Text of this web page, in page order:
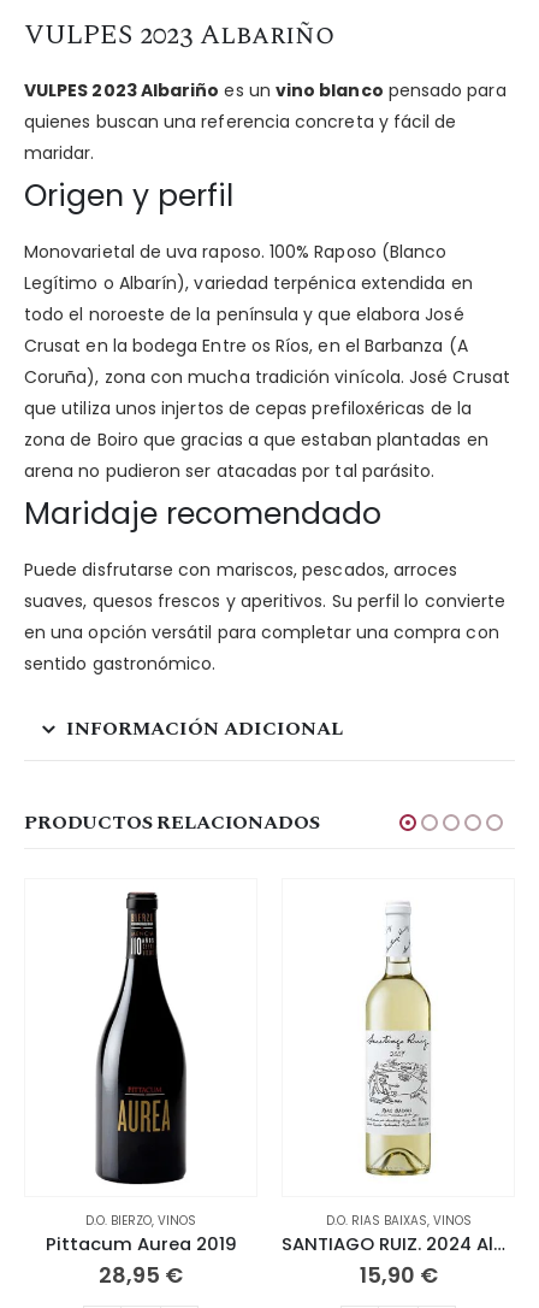
VULPES 2023 Albariño
VULPES 2023 Albariño es un vino blanco pensado para
quienes buscan una referencia concreta y fácil de
maridar.
Origen y perfil
Monovarietal de uva raposo. 100% Raposo (Blanco
Legítimo o Albarín), variedad terpénica extendida en
todo el noroeste de la península y que elabora José
Crusat en la bodega Entre os Ríos, en el Barbanza (A
Coruña), zona con mucha tradición vinícola. José Crusat
que utiliza unos injertos de cepas prefiloxéricas de la
zona de Boiro que gracias a que estaban plantadas en
arena no pudieron ser atacadas por tal parásito.
Maridaje recomendado
Puede disfrutarse con mariscos, pescados, arroces
suaves, quesos frescos y aperitivos. Su perfil lo convierte
en una opción versátil para completar una compra con
sentido gastronómico.
INFORMACIÓN ADICIONAL
PRODUCTOS RELACIONADOS
D.O. BIERZO, VINOS
Pittacum Aurea 2019
28,95 €
D.O. RIAS BAIXAS, VINOS
SANTIAGO RUIZ. 2024 Albariño 75 CL
15,90 €